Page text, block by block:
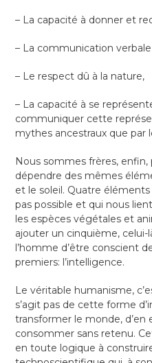
– La capacité à donner et
– La communication
– Le respect dû à la nature,
– La capacité à se
communiquer cette
mythes ancestraux que par
Nous sommes frères,
dépendre des mêmes
et le soleil. Quatre
pas possible et qui nous
les espèces végétales et
ajouter un cinquième,
l’homme d’être conscient
premiers: l’intelligence.
Le véritable humanisme,
s’agit pas de cette forme
transformer le monde, d’en
consommer sans retenu.
en toute logique à